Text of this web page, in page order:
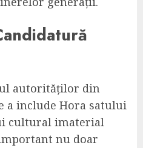
autorităților din
a include Hora satului
cultural imaterial
important nu doar